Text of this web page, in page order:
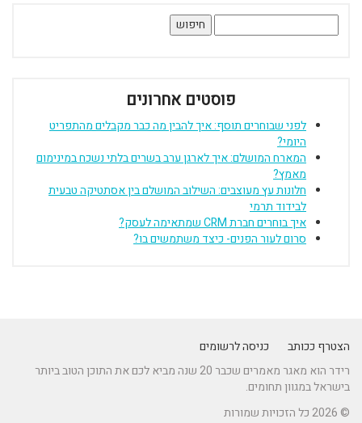
פוסטים אחרונים
לפני שבוחרים תוסף: איך להבין מה כבר מקבלים מהתפריט
היומי?
המארח המושלם: איך לארגן ערב בשרים בלתי נשכח במינימום
מאמץ?
חלונות עץ מעוצבים: השילוב המושלם בין אסתטיקה טבעית
לבידוד תרמי
איך בוחרים חברת CRM שמתאימה לעסק?
סרום לעור הפנים- כיצד משתמשים בו?
הצטרף ככותב
כניסה לרשומים
רידר הוא מאגר מאמרים שכבר 20 שנה מביא לכם את התוכן הטוב ביותר
בישראל במגוון תחומים.
© 2026 כל הזכויות שמורות